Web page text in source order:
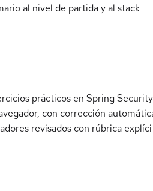
al nivel de partida y al stack
prácticos en Spring Security
con corrección
revisados con rúbrica